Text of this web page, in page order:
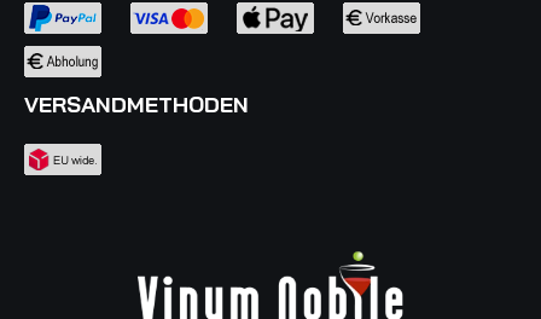
VERSANDMETHODEN